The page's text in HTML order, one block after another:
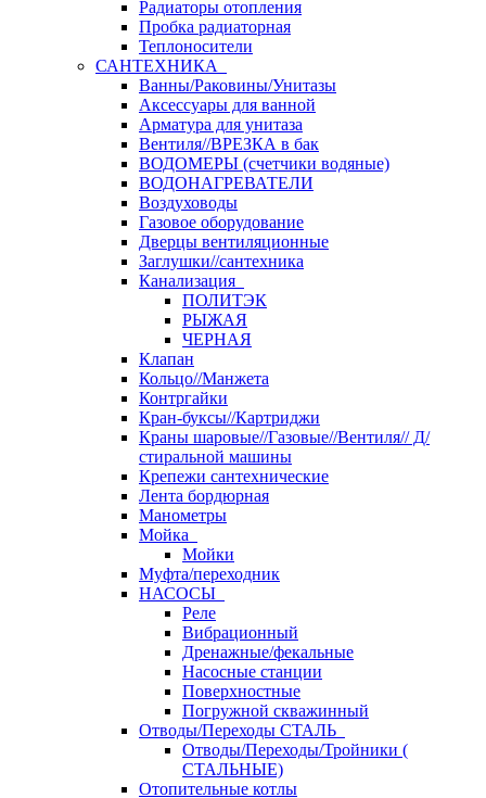
Радиаторы отопления
Пробка радиаторная
Теплоносители
САНТЕХНИКА
Ванны/Раковины/Унитазы
Аксессуары для ванной
Арматура для унитаза
Вентиля//ВРЕЗКА в бак
ВОДОМЕРЫ (счетчики водяные)
ВОДОНАГРЕВАТЕЛИ
Воздуховоды
Газовое оборудование
Дверцы вентиляционные
Заглушки//сантехника
Канализация
ПОЛИТЭК
РЫЖАЯ
ЧЕРНАЯ
Клапан
Кольцо//Манжета
Контргайки
Кран-буксы//Картриджи
Краны шаровые//Газовые//Вентиля// Д/
стиральной машины
Крепежи сантехнические
Лента бордюрная
Манометры
Мойка
Мойки
Муфта/переходник
НАСОСЫ
Реле
Вибрационный
Дренажные/фекальные
Насосные станции
Поверхностные
Погружной скважинный
Отводы/Переходы СТАЛЬ
Отводы/Переходы/Тройники (
СТАЛЬНЫЕ)
Отопительные котлы